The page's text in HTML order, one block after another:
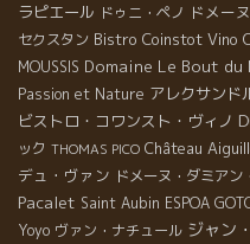
ラピエール ドゥニ・ペノ ドメー
セクスタン Bistro Coinstot Vino
MOUSSIS Domaine Le Bout du
Passion et Nature アレクサンド
ビストロ・コワンスト・ヴィノ
ック THOMAS PICO Château
デュ・ヴァン ドメーヌ・ダミアン
Pacalet Saint Aubin ESPOA
Yoyo ヴァン・ナチュール ジャン